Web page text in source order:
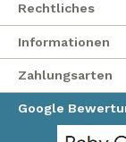
Rechtliches
Informationen
Zahlungsarten
Google